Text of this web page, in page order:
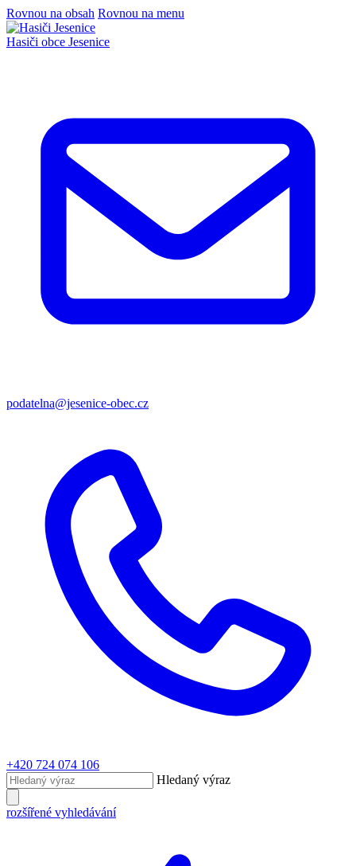
Rovnou na obsah Rovnou na menu
Hasiči obce Jesenice
podatelna@jesenice-obec.cz
+420 724 074 106
Hledaný výraz
rozšířené vyhledávání